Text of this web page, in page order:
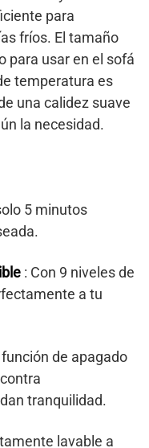
para
fríos. El tamaño
para usar en el sofá
temperatura es
una calidez suave
la necesidad.
5 minutos
: Con 9 niveles de
a tu
función de apagado
tranquilidad.
lavable a